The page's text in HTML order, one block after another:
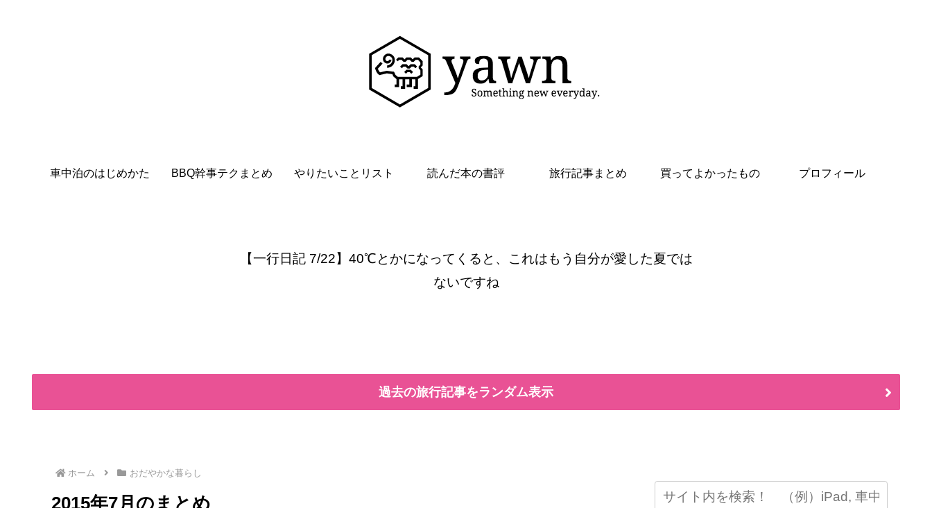
車中泊のはじめかた BBQ幹事テクまとめ やりたいことリスト 読んだ本の書評 旅行記事まとめ 買ってよかったもの プロフィール
【一行日記 7/22】40℃とかになってくると、これはもう自分が愛した夏では
ないですね
過去の旅行記事をランダム表示
ホーム おだやかな暮らし
2015年7月のまとめ